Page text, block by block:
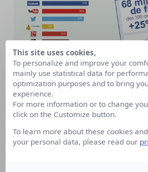
This site uses cookies,
To personalize and improve your
mainly use statistical data for
optimization purposes and to bring
experience.
For more information or to change
click on the Customize button.
To learn more about these cookies
your personal data, please read our